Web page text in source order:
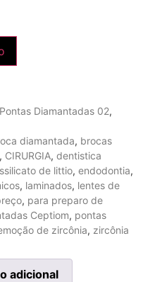
Pontas Diamantadas 02,
diamantada, brocas
, CIRURGIA, dentistica
de littio, endodontia,
, laminados, lentes de
, para preparo de
Ceptiom, pontas
de zircônia, zircônia
adicional